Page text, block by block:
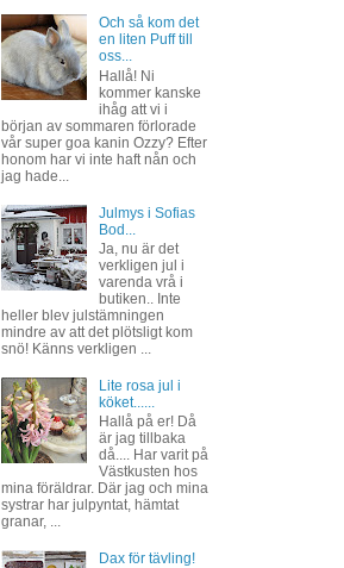
Och så kom det
en liten Puff till
oss...
Hallå! Ni
kommer kanske
ihåg att vi i
början av sommaren förlorade
vår super goa kanin Ozzy? Efter
honom har vi inte haft nån och
jag hade...
Julmys i Sofias
Bod...
Ja, nu är det
verkligen jul i
varenda vrå i
butiken.. Inte
heller blev julstämningen
mindre av att det plötsligt kom
snö! Känns verkligen ...
Lite rosa jul i
köket......
Hallå på er! Då
är jag tillbaka
då.... Har varit på
Västkusten hos
mina föräldrar. Där jag och mina
systrar har julpyntat, hämtat
granar, ...
Dax för tävling!